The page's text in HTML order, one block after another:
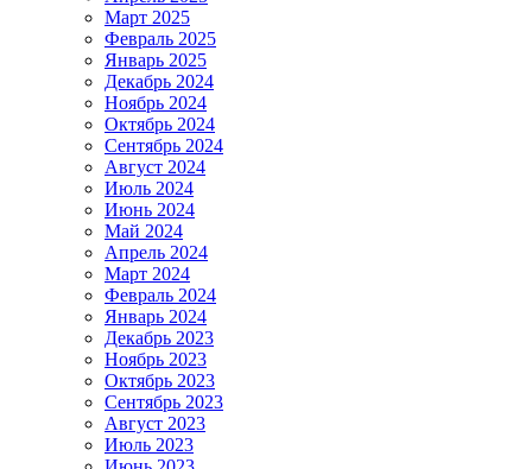
Март 2025
Февраль 2025
Январь 2025
Декабрь 2024
Ноябрь 2024
Октябрь 2024
Сентябрь 2024
Август 2024
Июль 2024
Июнь 2024
Май 2024
Апрель 2024
Март 2024
Февраль 2024
Январь 2024
Декабрь 2023
Ноябрь 2023
Октябрь 2023
Сентябрь 2023
Август 2023
Июль 2023